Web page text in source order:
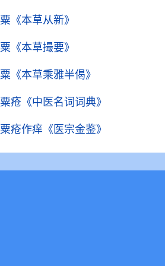
粟 《本草从新》
粟 《本草撮要》
粟 《本草乘雅半偈》
粟疮 《中医名词词典》
粟疮作痒 《医宗金鉴》